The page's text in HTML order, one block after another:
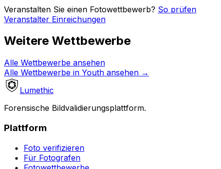
Veranstalten Sie einen Fotowettbewerb? So prüfen
Veranstalter Einreichungen
Weitere Wettbewerbe
Alle Wettbewerbe ansehen
Alle Wettbewerbe in Youth ansehen →
Lumethic
Forensische Bildvalidierungsplattform.
Plattform
Foto verifizieren
Für Fotografen